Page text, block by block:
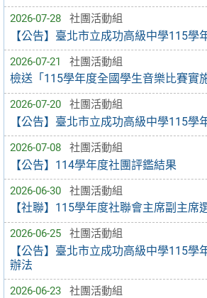
2026-07-28 社團活動組
【公告】臺北市立成功高級中學115學
2026-07-21 社團活動組
檢送「115學年度全國學生音樂比賽實
2026-07-20 社團活動組
【公告】臺北市立成功高級中學115學
2026-07-08 社團活動組
【公告】114學年度社團評鑑結果
2026-06-30 社團活動組
【社聯】115學年度社聯會主席副主席
2026-06-25 社團活動組
【公告】臺北市立成功高級中學115學
辦法
2026-06-23 社團活動組